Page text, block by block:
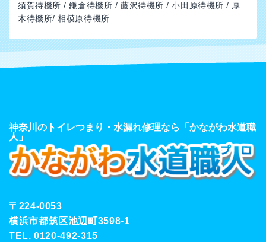
須賀待機所 / 鎌倉待機所 / 藤沢待機所 / 小田原待機所 / 厚
木待機所/ 相模原待機所
神奈川のトイレつまり・水漏れ修理なら「かながわ水道職
人」
〒224-0053
横浜市都筑区池辺町3598-1
TEL.0120-492-315